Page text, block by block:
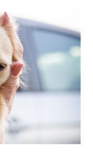
odebrać
ruchowo
kawałek
kobiety.
miała